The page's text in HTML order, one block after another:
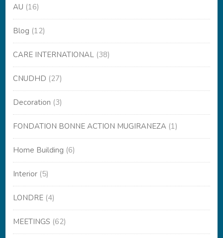
AU (16)
Blog (12)
CARE INTERNATIONAL (38)
CNUDHD (27)
Decoration (3)
FONDATION BONNE ACTION MUGIRANEZA (1)
Home Building (6)
Interior (5)
LONDRE (4)
MEETINGS (62)